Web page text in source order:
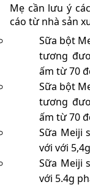
Mẹ cần lưu ý
cáo từ nhà sản
Sữa bột
tương
ấm từ 70
Sữa bột
tương
ấm từ 70
Sữa Meiji
với với
Sữa Meiji
với 5.4g